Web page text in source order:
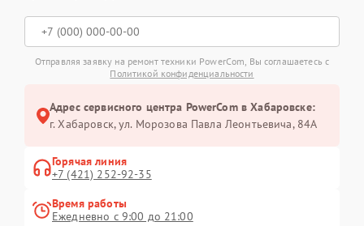
Отправляя заявку на ремонт техники PowerCom, Вы соглашаетесь с
Политикой конфиденциальности
Адрес сервисного центра PowerCom в Хабаровске:
г. Хабаровск, ул. Морозова Павла Леонтьевича, 84А
Горячая линия
+7 (421) 252-92-35
Время работы
Ежедневно с 9:00 до 21:00